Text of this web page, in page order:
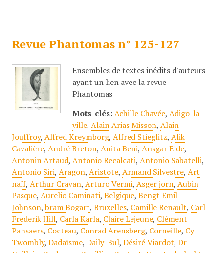
Revue Phantomas n° 125-127
Ensembles de textes inédits d'auteurs
ayant un lien avec la revue
Phantomas
Mots-clés: Achille Chavée, Adigo-la-
ville, Alain Arias Misson, Alain
Jouffroy, Alfred Kreymborg, Alfred Stieglitz, Alik
Cavalière, André Breton, Anita Beni, Ansgar Elde,
Antonin Artaud, Antonio Recalcati, Antonio Sabatelli,
Antonio Siri, Aragon, Aristote, Armand Silvestre, Art
naïf, Arthur Cravan, Arturo Vermi, Asger jorn, Aubin
Pasque, Aurelio Caminati, Belgique, Bengt Emil
Johnson,bram Bogart, Bruxelles, Camille Renault, Carl
Frederik Hill, Carla Karla, Claire Lejeune, Clément
Pansaers, Cocteau, Conrad Arensberg, Corneille, Cy
Twombly, Dadaïsme, Daily-Bul, Désiré Viardot, Dr